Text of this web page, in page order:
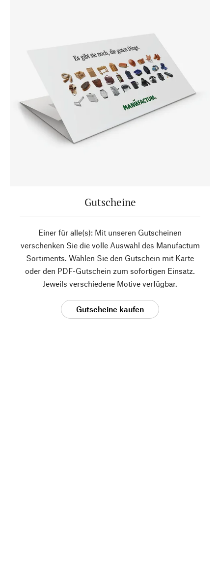
Gutscheine
Einer für alle(s): Mit unseren Gutscheinen
verschenken Sie die volle Auswahl des Manufactum
Sortiments. Wählen Sie den Gutschein mit Karte
oder den PDF-Gutschein zum sofortigen Einsatz.
Jeweils verschiedene Motive verfügbar.
Gutscheine kaufen